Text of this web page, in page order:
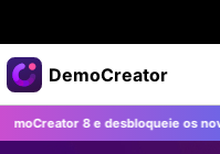
Produtos em destaque
Criatividade digital com IA
Utilitários
Negócios
DemoCreator
Produtos
8 e desbloqueie os novos